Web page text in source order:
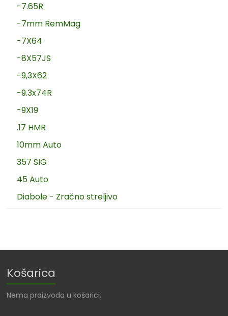
-7.65R
-7mm RemMag
-7X64
-8X57JS
-9,3X62
-9.3x74R
-9X19
.17 HMR
10mm Auto
357 SIG
45 Auto
Diabole - Zračno streljivo
Košarica
Nema proizvoda u košarici.